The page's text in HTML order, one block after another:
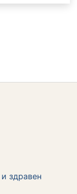
здравен